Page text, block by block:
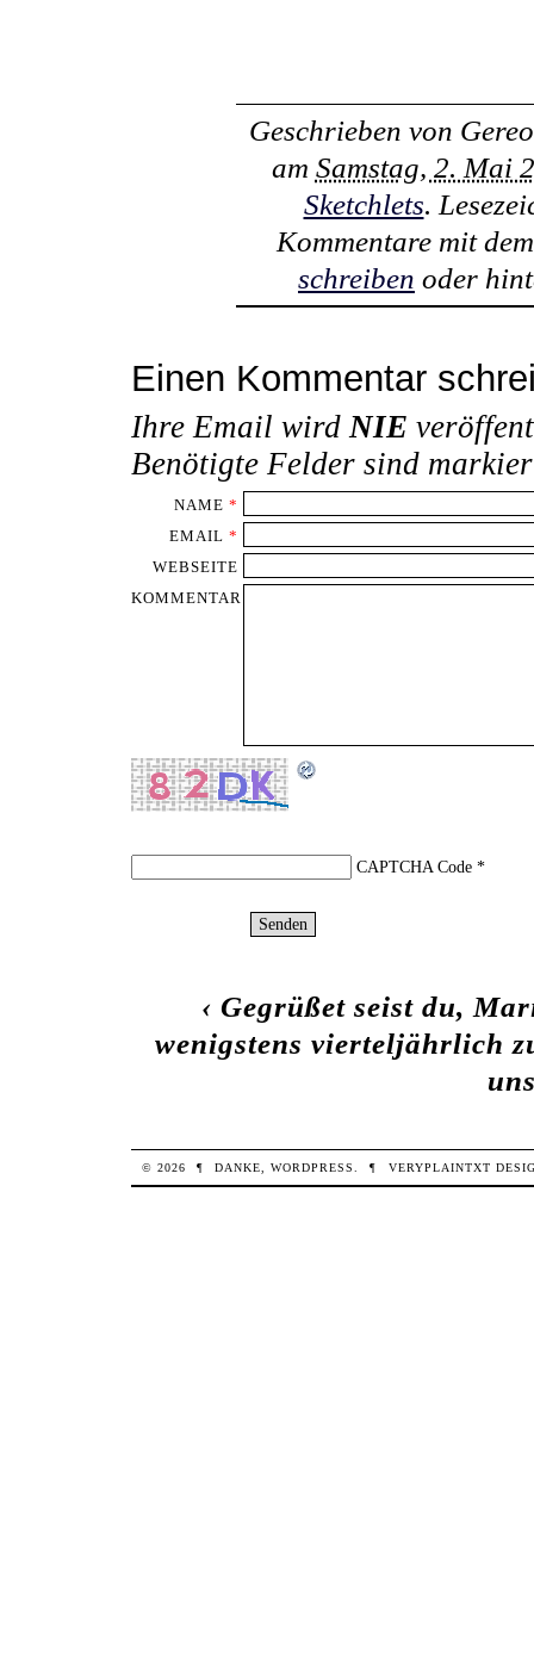
Geschrieben von
am Samstag, 2. Mai
Sketchlets.
Kommentare mit
schreiben oder
Einen Kommentar
Ihre Email wird NIE
Benötigte Felder sind
NAME *
EMAIL *
WEBSEITE
KOMMENTAR
CAPTCHA Code*
‹ Gegrüßet seist du,
wenigstens vierteljährlich
© 2026 ¶ DANKE,WORDPRESS ¶ VERYPLAINTXT